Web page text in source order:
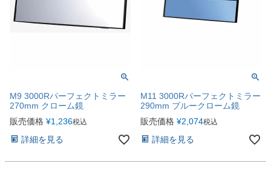
M9 3000Rパーフェクトミラー
270mm クローム鏡
販売価格 ¥1,236税込
詳細を見る
M11 3000Rパーフェクトミラー
290mm ブルークローム鏡
販売価格 ¥2,074税込
詳細を見る